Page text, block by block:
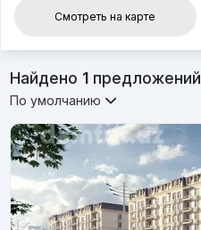
Смотреть на карте
Найдено 1предложений
По умолчанию